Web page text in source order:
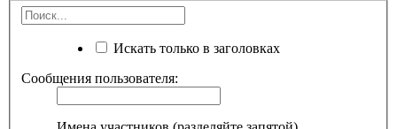
Искать только в заголовках
Сообщения пользователя: